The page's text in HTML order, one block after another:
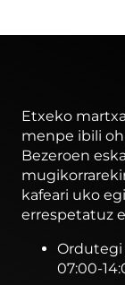
Etxeko
menpe ibili
Bezeroen
kafeari uko
errespetatuz
Ordutegi
07:00-